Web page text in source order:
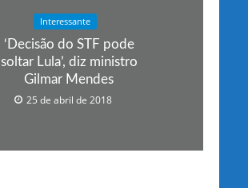
Interessante
‘Decisão do STF pode
soltar Lula’, diz ministro
Gilmar Mendes
25 de abril de 2018